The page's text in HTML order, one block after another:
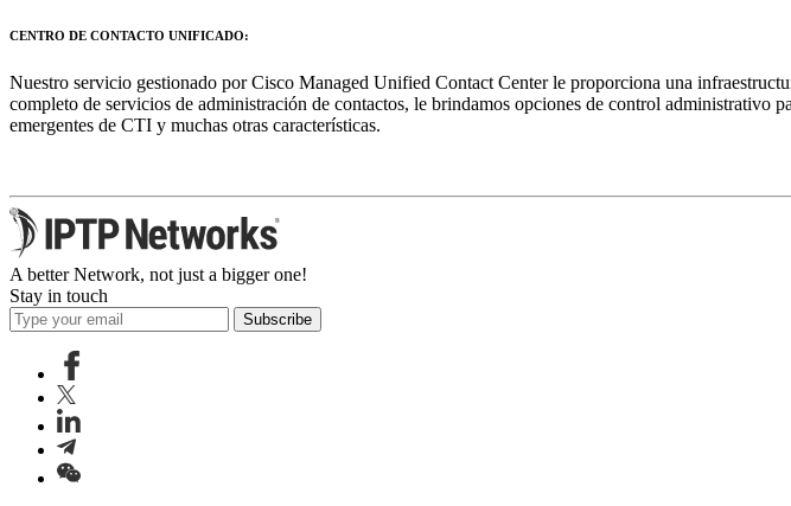
CENTRO DE CONTACTO UNIFICADO:
Nuestro servicio gestionado por Cisco Managed Unified Contact Center le proporciona una
completo de servicios de administración de contactos, le brindamos opciones de control administrativo
emergentes de CTI y muchas otras características.
A better Network, not just a bigger one!
Stay in touch
Subscribe